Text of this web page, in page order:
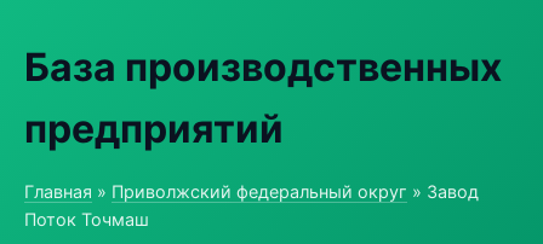
База производственных
предприятий
Главная » Приволжский федеральный округ » Завод
Поток Точмаш